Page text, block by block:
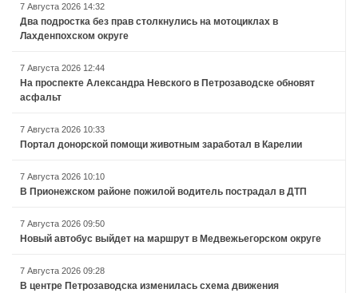
7 Августа 2026 14:32
Два подростка без прав столкнулись на мотоциклах в
Лахденпохском округе
7 Августа 2026 12:44
На проспекте Александра Невского в Петрозаводске обновят
асфальт
7 Августа 2026 10:33
Портал донорской помощи животным заработал в Карелии
7 Августа 2026 10:10
В Прионежском районе пожилой водитель пострадал в ДТП
7 Августа 2026 09:50
Новый автобус выйдет на маршрут в Медвежьегорском округе
7 Августа 2026 09:28
В центре Петрозаводска изменилась схема движения